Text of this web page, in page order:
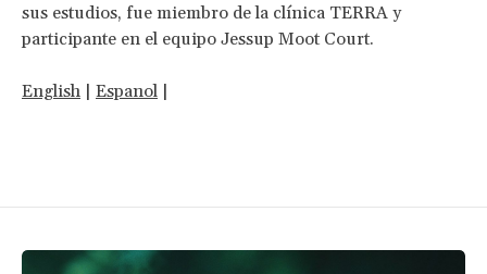
sus estudios, fue miembro de la clínica TERRA y
participante en el equipo Jessup Moot Court.
English | Espanol |